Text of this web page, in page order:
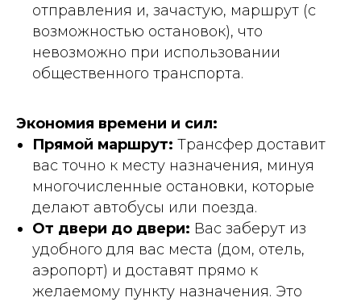
отправления и, зачастую, маршрут (с
возможностью остановок), что
невозможно при использовании
общественного транспорта.
Экономия времени и сил:
Прямой маршрут: Трансфер доставит
вас точно к месту назначения, минуя
многочисленные остановки, которые
делают автобусы или поезда.
От двери до двери: Вас заберут из
удобного для вас места (дом, отель,
аэропорт) и доставят прямо к
желаемому пункту назначения. Это